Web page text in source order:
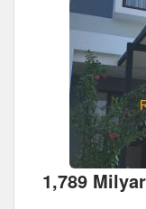
1,789